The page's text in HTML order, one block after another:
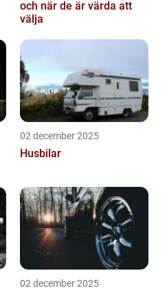
och när de är värda att
välja
02 december 2025
Husbilar
02 december 2025